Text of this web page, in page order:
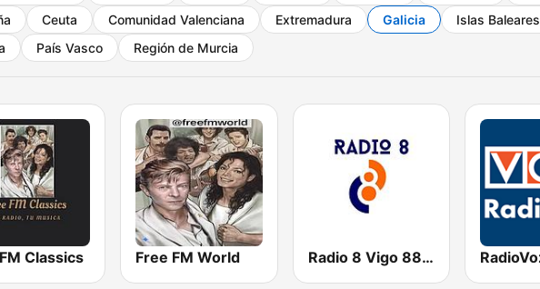
Ceuta Comunidad Valenciana Extremadura Galicia Islas Baleares
País Vasco Región de Murcia
Classics Free FM World Radio 8 Vigo 88.1 FM